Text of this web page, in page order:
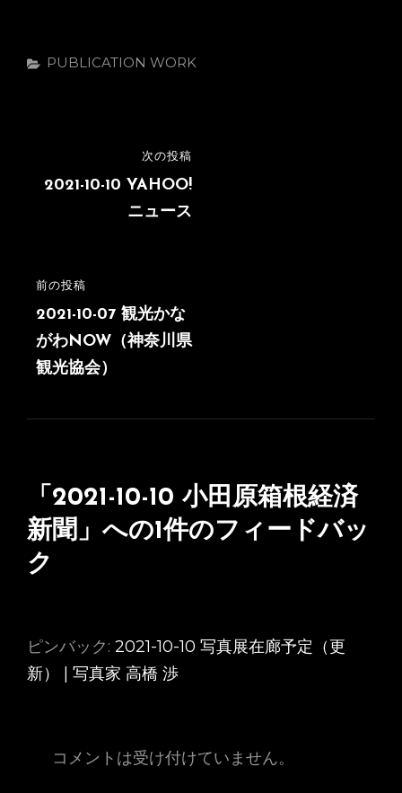
カ
PUBLICATION WORK
稿
ゲ
ー
シ
ョ
前
の
投
稿
前の投稿
2021-10-07 観光かな
がわNOW（神奈川県
観光協会）
の
次の投稿
2021-10-10 YAHOO!
ニュース
「 2021-10-10 小田原箱根経済
新聞 」への1件のフィードバッ
ク
ピンバック: 2021-10-10 写真展在廊予定（更
新） | 写真家 高橋 渉
コメントは受け付けていません。